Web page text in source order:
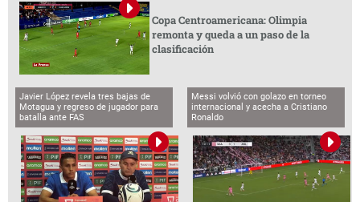
Copa Centroamericana: Olimpia
remonta y queda a un paso de la
clasificación
Javier López revela tres bajas de
Motagua y regreso de jugador para
batalla ante FAS
Messi volvió con golazo en torneo
internacional y acecha a Cristiano
Ronaldo